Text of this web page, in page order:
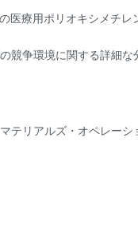
医療用ポリオキシメチ
競争環境に関する詳細
テリアルズ・オペレーシ